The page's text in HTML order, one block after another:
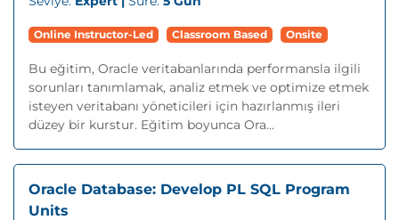
Online Instructor-Led Classroom Based Onsite
Bu eğitim, Oracle veritabanlarında performansla ilgili
sorunları tanımlamak, analiz etmek ve optimize etmek
isteyen veritabanı yöneticileri için hazırlanmış ileri
düzey bir kurstur. Eğitim boyunca Ora...
Oracle Database: Develop PL SQL Program
Units